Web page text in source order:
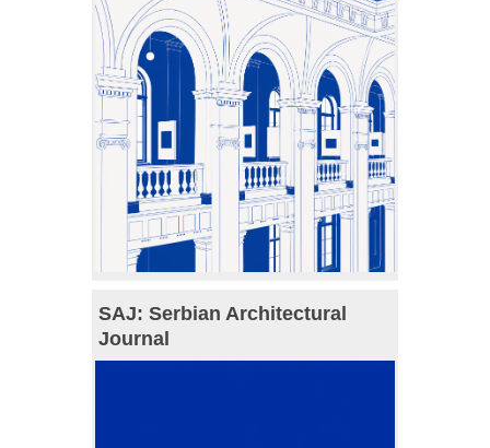
SAJ: Serbian Architectural
Journal